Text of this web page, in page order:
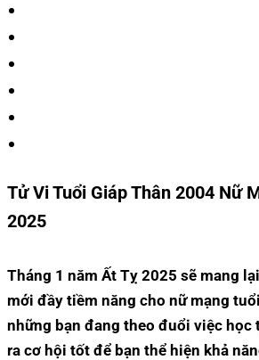
Tử Vi Tuổi Giáp Thân 2004 Nữ
2025
Tháng 1 năm Ất Tỵ 2025 sẽ mang
mới đầy tiềm năng cho nữ mạng
những bạn đang theo đuổi việc học
ra cơ hội tốt để bạn thể hiện khả